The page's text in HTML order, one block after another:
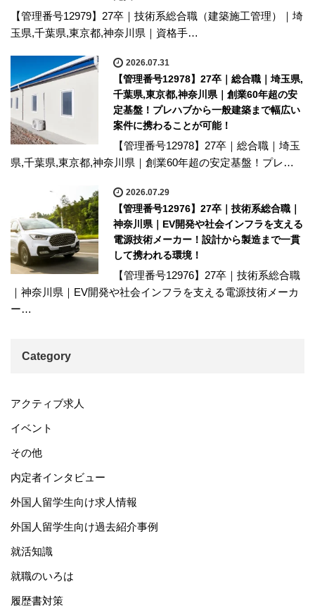
【管理番号12979】27卒｜技術系総合職（建築施工管理）｜埼
玉県,千葉県,東京都,神奈川県｜資格手…
2026.07.31
【管理番号12978】27卒｜総合職｜埼玉県,
千葉県,東京都,神奈川県｜創業60年超の安
定基盤！プレハブから一般建築まで幅広い
案件に携わることが可能！
【管理番号12978】27卒｜総合職｜埼玉
県,千葉県,東京都,神奈川県｜創業60年超の安定基盤！プレ…
2026.07.29
【管理番号12976】27卒｜技術系総合職｜
神奈川県｜EV開発や社会インフラを支える
電源技術メーカー！設計から製造まで一貫
して携われる環境！
【管理番号12976】27卒｜技術系総合職
｜神奈川県｜EV開発や社会インフラを支える電源技術メーカ
ー…
Category
アクティブ求人
イベント
その他
内定者インタビュー
外国人留学生向け求人情報
外国人留学生向け過去紹介事例
就活知識
就職のいろは
履歴書対策